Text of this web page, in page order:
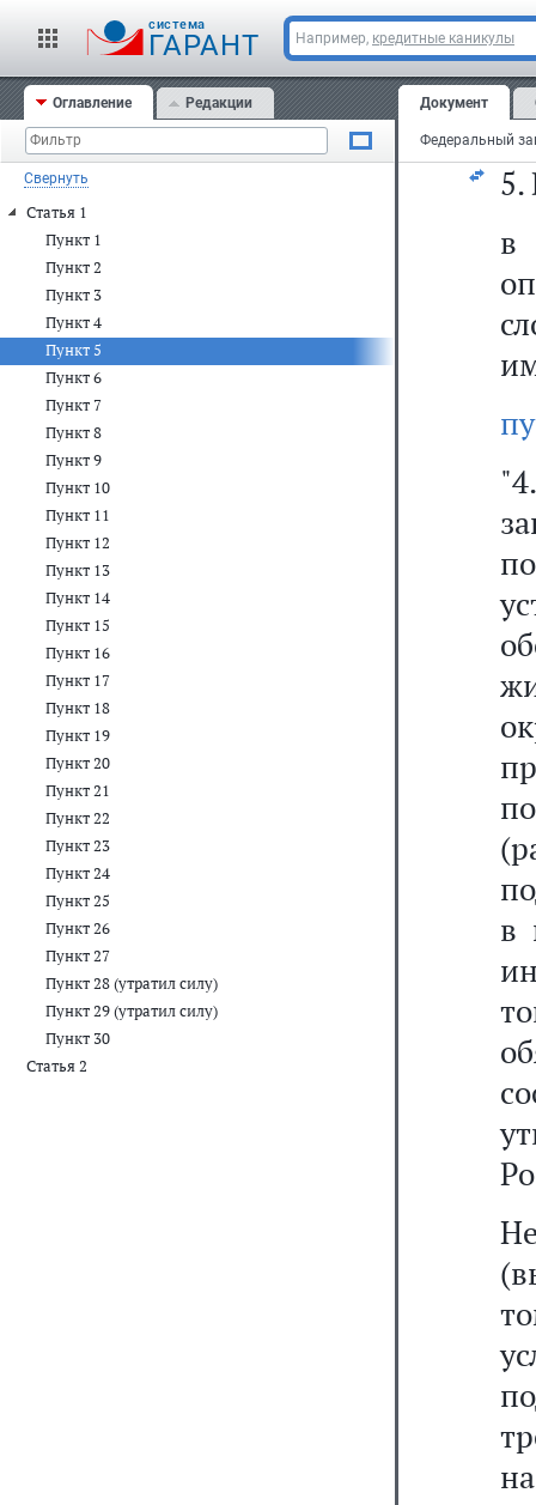
cистема
ГАРАНТ Например, кредитные каникулы
Оглавление Редакции
Свернуть
Статья 1
Пункт 1
Пункт 2
Пункт 3
Пункт 4
Пункт 5
Пункт 6
Пункт 7
Пункт 8
Пункт 9
Пункт 10
Пункт 11
Пункт 12
Пункт 13
Пункт 14
Пункт 15
Пункт 16
Пункт 17
Пункт 18
Пункт 19
Пункт 20
Пункт 21
Пункт 22
Пункт 23
Пункт 24
Пункт 25
Пункт 26
Пункт 27
Пункт 28 (утратил силу)
Пункт 29 (утратил силу)
Пункт 30
Статья 2
Документ
в